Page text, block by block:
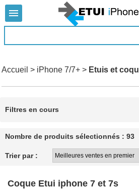

Accueil > iPhone 7/7+ > Etuis et
Filtres en cours
Nombre de produits sélectionnés : 93
Trier par :
Coque Etui iphone 7 et 7s